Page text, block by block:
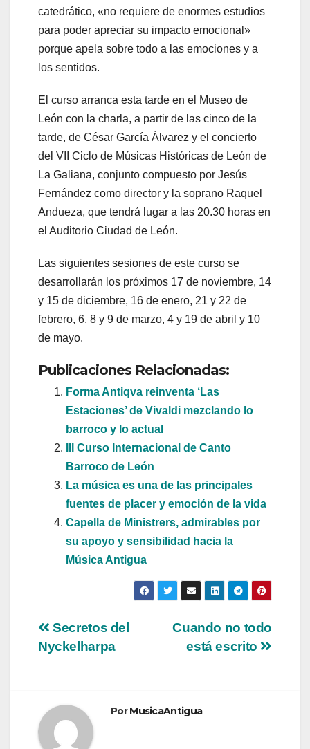
catedrático, «no requiere de enormes estudios
para poder apreciar su impacto emocional»
porque apela sobre todo a las emociones y a
los sentidos.
El curso arranca esta tarde en el Museo de
León con la charla, a partir de las cinco de la
tarde, de César García Álvarez y el concierto
del VII Ciclo de Músicas Históricas de León de
La Galiana, conjunto compuesto por Jesús
Fernández como director y la soprano Raquel
Andueza, que tendrá lugar a las 20.30 horas en
el Auditorio Ciudad de León.
Las siguientes sesiones de este curso se
desarrollarán los próximos 17 de noviembre, 14
y 15 de diciembre, 16 de enero, 21 y 22 de
febrero, 6, 8 y 9 de marzo, 4 y 19 de abril y 10
de mayo.
Publicaciones Relacionadas:
Forma Antiqva reinventa ‘Las
Estaciones’ de Vivaldi mezclando lo
barroco y lo actual
III Curso Internacional de Canto
Barroco de León
La música es una de las principales
fuentes de placer y emoción de la vida
Capella de Ministrers, admirables por
su apoyo y sensibilidad hacia la
Música Antigua
Navegación
de
Cuando no todo
está escrito
Secretos del
Nyckelharpa
PorMusicaAntigua